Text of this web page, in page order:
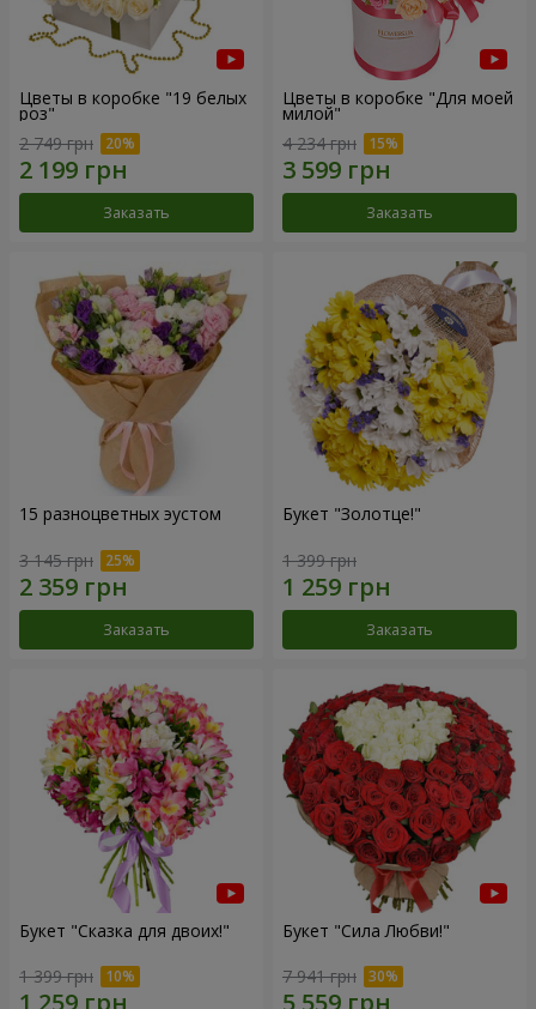
Цветы в коробке "19 белых
роз"
2 749 грн
Заказать
Цветы в коробке "Для моей
милой"
4 234 грн
Заказать
15 разноцветных эустом
3 145 грн
Заказать
Букет "Золотце!"
1 399 грн
Заказать
Букет "Сказка для двоих!"
1 399 грн
Букет "Сила Любви!"
7 941 грн